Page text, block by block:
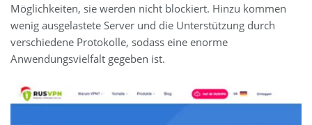
Möglichkeiten, sie werden nicht blockiert. Hinzu kommen
wenig ausgelastete Server und die Unterstützung durch
verschiedene Protokolle, sodass eine enorme
Anwendungsvielfalt gegeben ist.